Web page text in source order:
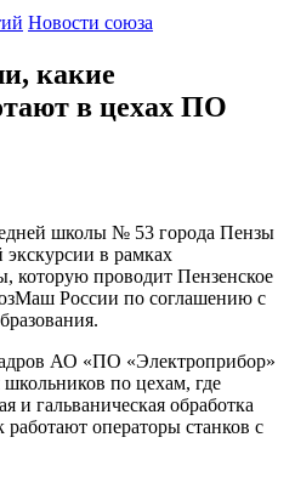
Новости союза
какие
в цехах ПО
школы № 53 города Пензы
в рамках
которую проводит Пензенское
России по соглашению с
АО «ПО «Электроприбор»
по цехам, где
и гальваническая обработка
работают операторы станков с